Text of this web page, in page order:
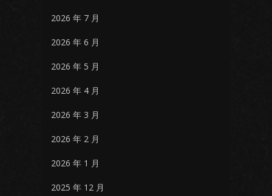
2026 年 7 月
2026 年 6 月
2026 年 5 月
2026 年 4 月
2026 年 3 月
2026 年 2 月
2026 年 1 月
2025 年 12 月